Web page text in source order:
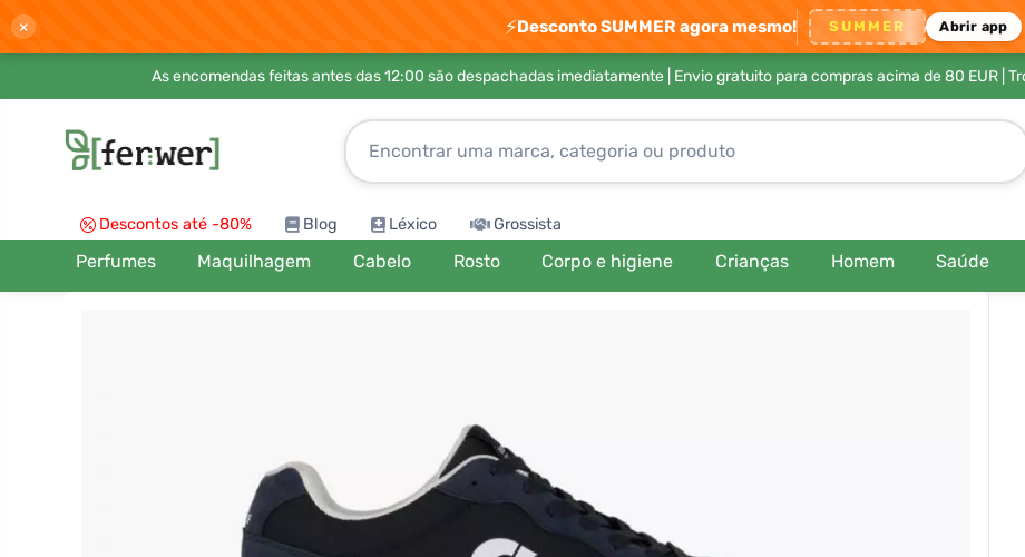
× ⚡Desconto SUMMER agora mesmo! SUMMER Abrir app
As encomendas feitas antes das 12:00 são despachadas imediatamente | Envio gratuito para compras acima de 80 EUR|
Descontos até -80% Blog Léxico Grossista
Perfumes Maquilhagem Cabelo Rosto Corpo e higiene Crianças Homem Saúde